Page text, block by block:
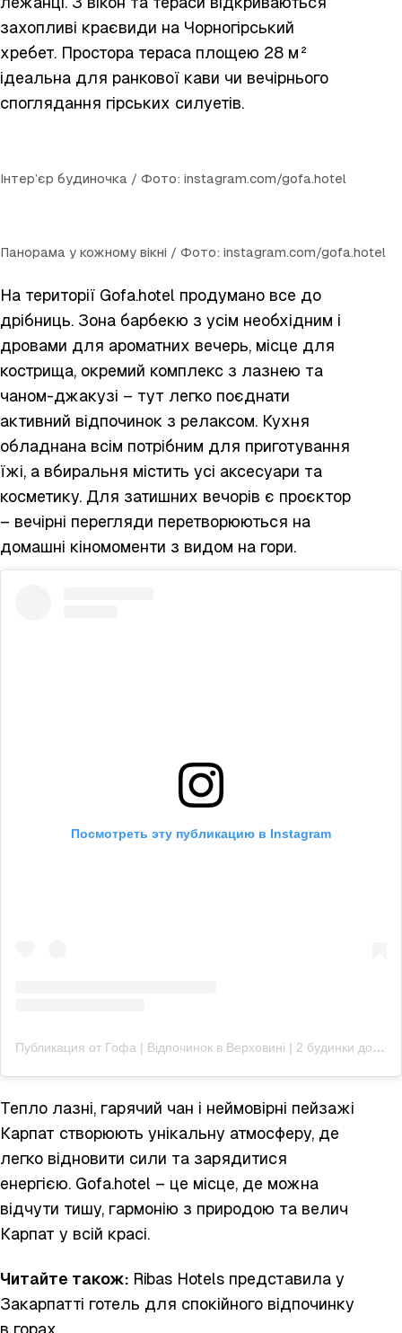
захопливі краєвиди на Чорногірський
хребет. Простора тераса площею 28 м²
ідеальна для ранкової кави чи вечірнього
споглядання гірських силуетів.
Інтер’єр будиночка / Фото: instagram.com/gofa.hotel
Панорама у кожному вікні / Фото: instagram.com/gofa.hotel
На території Gofa.hotel продумано все до
дрібниць. Зона барбекю з усім необхідним і
дровами для ароматних вечерь, місце для
кострища, окремий комплекс з лазнею та
чаном-джакузі – тут легко поєднати
активний відпочинок з релаксом. Кухня
обладнана всім потрібним для приготування
їжі, а вбиральня містить усі аксесуари та
косметику. Для затишних вечорів є проєктор
– вечірні перегляди перетворюються на
домашні кіномоменти з видом на гори.
Посмотреть эту публикацию в Instagram
Публикация от Гофа | Відпочинок в Верховині | 2 будинки до 3х та 4х гостей (@gofa.hotel)
Тепло лазні, гарячий чан і неймовірні пейзажі
Карпат створюють унікальну атмосферу, де
легко відновити сили та зарядитися
енергією. Gofa.hotel – це місце, де можна
відчути тишу, гармонію з природою та велич
Карпат у всій красі.
Читайте також: Ribas Hotels представила у
Закарпатті готель для спокійного відпочинку
в горах